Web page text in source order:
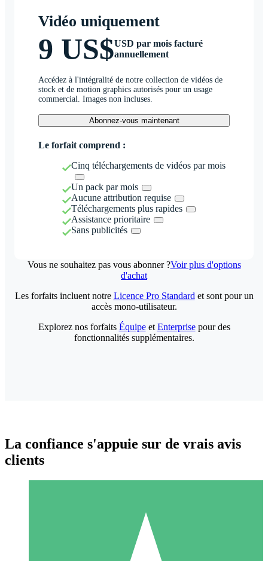
Vidéo uniquement
9 US$USD par mois facturé
annuellement
Accédez à l'intégralité de notre collection de vidéos de
stock et de motion graphics autorisés pour un usage
commercial. Images non incluses.
Abonnez-vous maintenant
Le forfait comprend :
Cinq téléchargements de vidéos par mois
Un pack par mois
Aucune attribution requise
Téléchargements plus rapides
Assistance prioritaire
Sans publicités
Vous ne souhaitez pas vous abonner ?Voir plus d'options
d'achat
Packs de Crédits Individuels
Les forfaits incluent notre Licence Pro Standard et sont pour un
accès mono-utilisateur.
Explorez nos forfaits Équipeet Enterprisepour des
fonctionnalités supplémentaires.
La confiance s'appuie sur de vrais avis
clients